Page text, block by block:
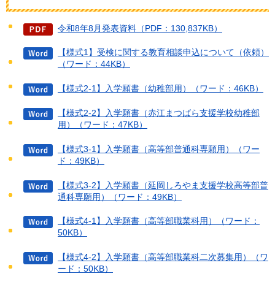
令和8年8月発表資料（PDF：130,837KB）
【様式1】受検に関する教育相談申込について（依頼）
（ワード：44KB）
【様式2-1】入学願書（幼稚部用）（ワード：46KB）
【様式2-2】入学願書（赤江まつばら支援学校幼稚部
用）（ワード：47KB）
【様式3-1】入学願書（高等部普通科専願用）（ワー
ド：49KB）
【様式3-2】入学願書（延岡しろやま支援学校高等部普
通科専願用）（ワード：49KB）
【様式4-1】入学願書（高等部職業科用）（ワード：
50KB）
【様式4-2】入学願書（高等部職業科二次募集用）（ワ
ード：50KB）